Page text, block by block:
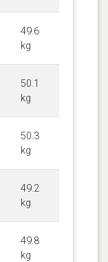
49.6
kg
50.1
kg
50.3
kg
49.2
kg
49.8
kg